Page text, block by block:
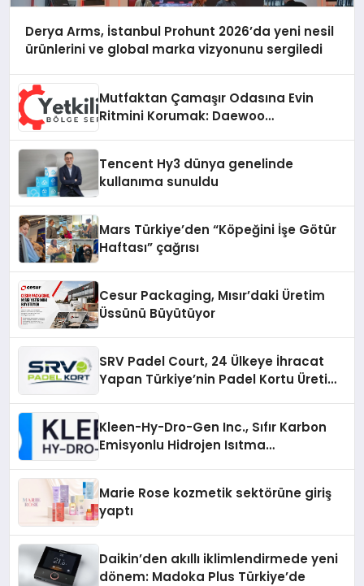
Derya Arms, İstanbul Prohunt 2026’da yeni nesil
ürünlerini ve global marka vizyonunu sergiledi
Mutfaktan Çamaşır Odasına Evin
Ritmini Korumak: Daewoo
Tencent Hy3 dünya genelinde
kullanıma sunuldu
Mars Türkiye’den “Köpeğini İşe Götür
Haftası” çağrısı
Cesur Packaging, Mısır’daki Üretim
Üssünü Büyütüyor
SRV Padel Court, 24 Ülkeye İhracat
Yapan Türkiye’nin Padel Kortu Üretim
Kleen-Hy-Dro-Gen Inc., Sıfır Karbon
Emisyonlu Hidrojen Isıtma
Marie Rose kozmetik sektörüne giriş
yaptı
Daikin’den akıllı iklimlendirmede yeni
dönem: Madoka Plus Türkiye’de